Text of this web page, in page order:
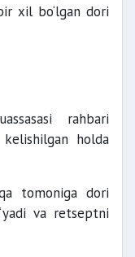
xil bo‘lgan dori
rahbari
holda
tomoniga dori
va retseptni